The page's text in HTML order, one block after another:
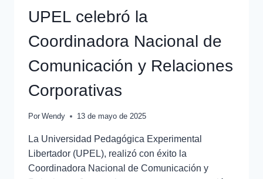
UPEL celebró la
Coordinadora Nacional de
Comunicación y Relaciones
Corporativas
Por Wendy 13 de mayo de 2025
La Universidad Pedagógica Experimental
Libertador (UPEL), realizó con éxito la
Coordinadora Nacional de Comunicación y